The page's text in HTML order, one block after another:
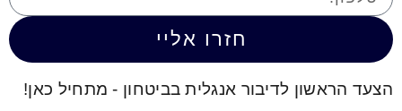
חזרו אליי
הצעד הראשון לדיבור אנגלית בביטחון - מתחיל כאן!